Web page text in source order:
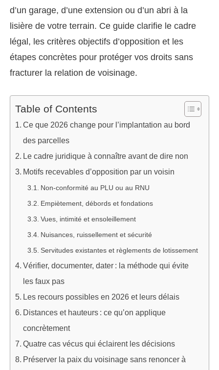
d’un garage, d’une extension ou d’un abri à la
lisière de votre terrain. Ce guide clarifie le cadre
légal, les critères objectifs d’opposition et les
étapes concrètes pour protéger vos droits sans
fracturer la relation de voisinage.
Table of Contents
Ce que 2026 change pour l’implantation au bord
des parcelles
Le cadre juridique à connaître avant de dire non
Motifs recevables d’opposition par un voisin
Non-conformité au PLU ou au RNU
Empiètement, débords et fondations
Vues, intimité et ensoleillement
Nuisances, ruissellement et sécurité
Servitudes existantes et règlements de lotissement
Vérifier, documenter, dater : la méthode qui évite
les faux pas
Les recours possibles en 2026 et leurs délais
Distances et hauteurs : ce qu’on applique
concrètement
Quatre cas vécus qui éclairent les décisions
Préserver la paix du voisinage sans renoncer à